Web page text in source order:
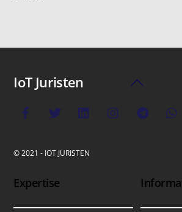
Back
Top
IoT Juristen
© 2021 - IOT JURISTEN
Expertise